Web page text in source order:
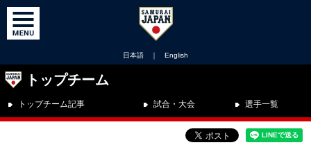
日本語 ｜ English
トップチーム
トップチーム記事 試合・大会 選手一覧